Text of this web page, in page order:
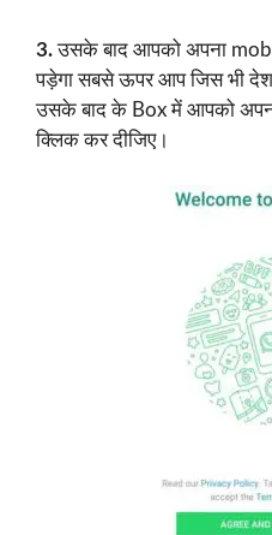
3.उसके बाद आपको अपना
पड़ेगा सबसे ऊपर आप जिस भी देश
उसके बाद के Box में आपको
क्लिक कर दीजिए।